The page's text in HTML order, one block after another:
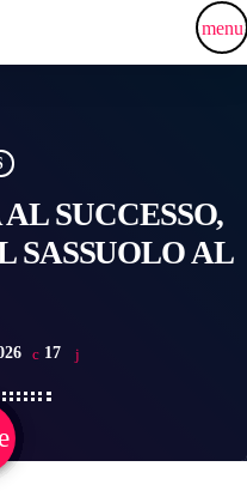
menu
SUCCESSO,
SASSUOLO AL
17